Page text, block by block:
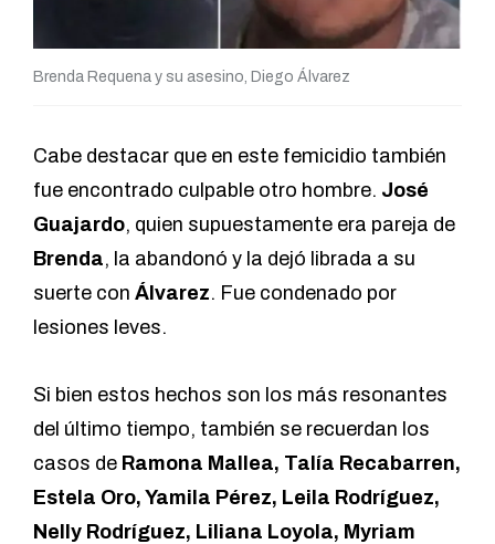
Brenda Requena y su asesino, Diego Álvarez
Cabe destacar que en este femicidio también
fue encontrado culpable otro hombre. José
Guajardo, quien supuestamente era pareja de
Brenda, la abandonó y la dejó librada a su
suerte con Álvarez. Fue condenado por
lesiones leves.
Si bien estos hechos son los más resonantes
del último tiempo, también se recuerdan los
casos de Ramona Mallea, Talía Recabarren,
Estela Oro, Yamila Pérez, Leila Rodríguez,
Nelly Rodríguez, Liliana Loyola, Myriam